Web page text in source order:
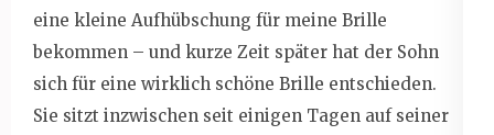
eine kleine Aufhübschung für meine Brille
bekommen – und kurze Zeit später hat der Sohn
sich für eine wirklich schöne Brille entschieden.
Sie sitzt inzwischen seit einigen Tagen auf seiner